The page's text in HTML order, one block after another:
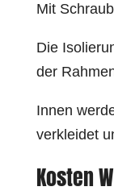
Mit
Die
der
Innen
verkleidet
Kosten